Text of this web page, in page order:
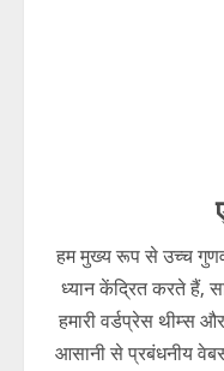
हम मुख्य रूप से उच्च
ध्यान केंद्रित करते हैं,
हमारी वर्डप्रेस थीम्स
आसानी से प्रबंधनीय